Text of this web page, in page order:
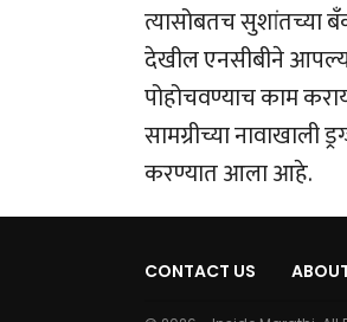
त्यासोबतच सुशांतच्या
देखील एनसीबीने
पोहोचवण्याच काम
सामग्रीच्या नावाखाली
करण्यात आला आहे.
CONTACT US